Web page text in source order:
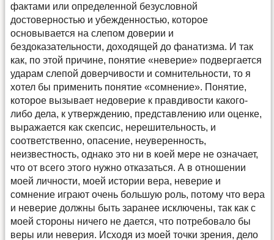
фактами или определенной безусловной
достоверностью и убежденностью, которое
основывается на слепом доверии и
бездоказательности, доходящей до фанатизма. И так
как, по этой причине, понятие «неверие» подвергается
ударам слепой доверчивости и сомнительности, то я
хотел бы применить понятие «сомнение». Понятие,
которое вызывает недоверие к правдивости какого-
либо дела, к утверждению, представлению или оценке,
выражается как скепсис, нерешительность, и
соответственно, опасение, неуверенность,
неизвестность, однако это ни в коей мере не означает,
что от всего этого нужно отказаться. А в отношении
моей личности, моей истории вера, неверие и
сомнение играют очень большую роль, потому что вера
и неверие должны быть заранее исключены, так как с
моей стороны ничего не дается, что потребовало бы
веры или неверия. Исходя из моей точки зрения, дело